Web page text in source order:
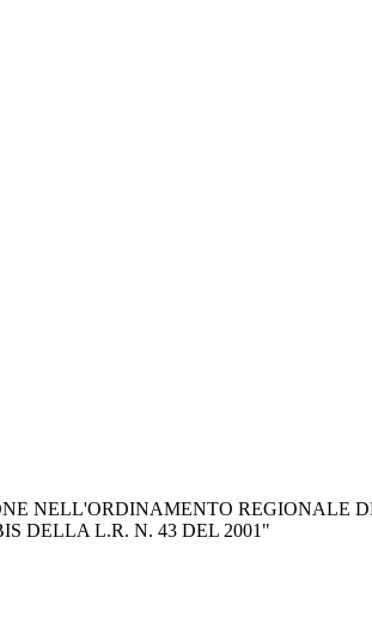
NELL'ORDINAMENTO REGIONALE
DELLA L.R. N. 43 DEL 2001"